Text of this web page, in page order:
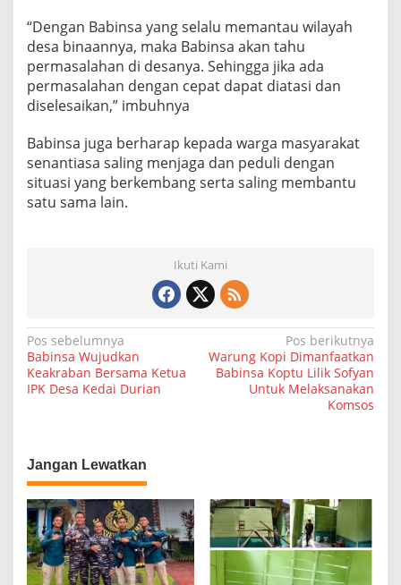
u
t
i
n
P
a
t
a
u
h
i
a
n
“Dengan Babinsa yang selalu memantau wilayah
desa binaannya, maka Babinsa akan tahu
permasalahan di desanya. Sehingga jika ada
permasalahan dengan cepat dapat diatasi dan
diselesaikan,” imbuhnya
Babinsa juga berharap kepada warga masyarakat
senantiasa saling menjaga dan peduli dengan
situasi yang berkembang serta saling membantu
satu sama lain.
Ikuti Kami
N
a
v
a
s
i
p
o
Pos sebelumnya
Babinsa Wujudkan
Keakraban Bersama Ketua
IPK Desa Kedai Durian
Pos berikutnya
Warung Kopi Dimanfaatkan
Babinsa Koptu Lilik Sofyan
Untuk Melaksanakan
Komsos
Jangan Lewatkan